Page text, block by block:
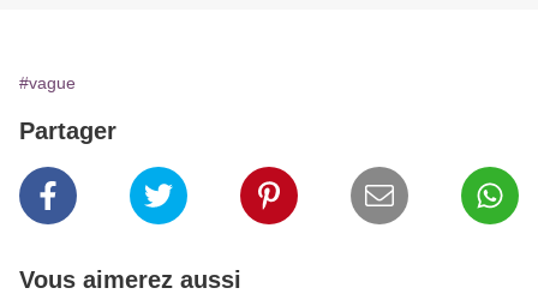
#vague
Partager
Vous aimerez aussi